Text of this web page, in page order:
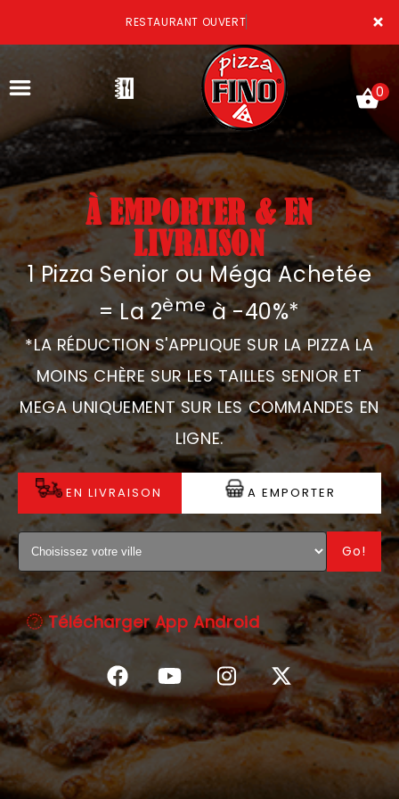
×
RESTAURANT OUVERT
ACCUEIL
LA CARTE
VOTRE COMPTE
NOTRE RESTAURANT
VOS AVIS
MENTIONS LÉGALES
C.G.V
0
À EMPORTER & EN
LIVRAISON
1 Pizza Senior ou Méga Achetée
= La 2èmeà -40%*
*LA RÉDUCTION S'APPLIQUE SUR LA PIZZA LA
MOINS CHÈRE SUR LES TAILLES SENIOR ET
MEGA UNIQUEMENT SUR LES COMMANDES EN
LIGNE.
EN LIVRAISON A EMPORTER
Go!
Télécharger App Android